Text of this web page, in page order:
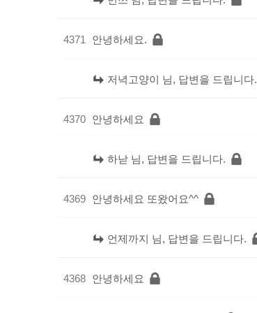
4371 안녕하세요.
저녁고양이 님, 답변을 드립니다.
4370 안녕하세요
하낟 님, 답변을 드립니다.
4369 안녕하세요 또왔어요^^
언제까지 님, 답변을 드립니다.
4368 안녕하세요